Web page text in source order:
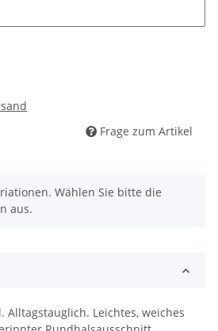
Frage zum Artikel
Wählen Sie bitte die
aus.
Alltagstauglich. Leichtes, weiches